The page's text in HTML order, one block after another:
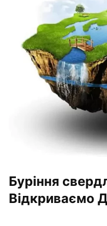
Буріння
Відкриваємо